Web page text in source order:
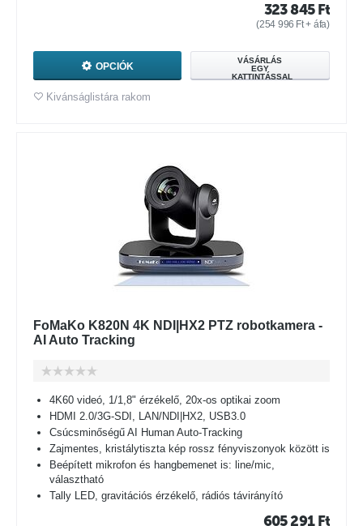
323 845 Ft
(254 996 Ft+ áfa)
OPCIÓK
VÁSÁRLÁS
EGY
KATTINTÁSSAL
Kivánságlistára rakom
FoMaKo K820N 4K NDI|HX2 PTZ robotkamera -
AI Auto Tracking
4K60 videó, 1/1,8" érzékelő, 20x-os optikai zoom
HDMI 2.0/3G-SDI, LAN/NDI|HX2, USB3.0
Csúcsminőségű AI Human Auto-Tracking
Zajmentes, kristálytiszta kép rossz fényviszonyok között is
Beépített mikrofon és hangbemenet is: line/mic,
választható
Tally LED, gravitációs érzékelő, rádiós távirányító
605 291 Ft